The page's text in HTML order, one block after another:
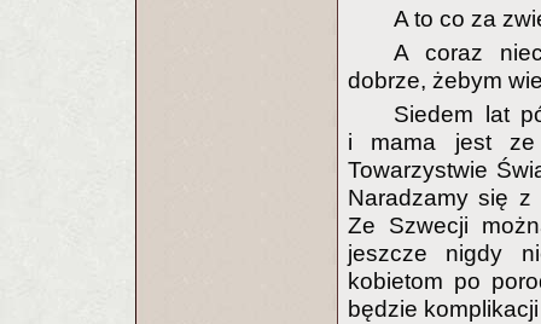
A to co za
A coraz
dobrze, żebym
Siedem lat
i mama jest ze
Towarzystwie
Naradzamy się z
Ze Szwecji
jeszcze nigdy
kobietom po
będzie